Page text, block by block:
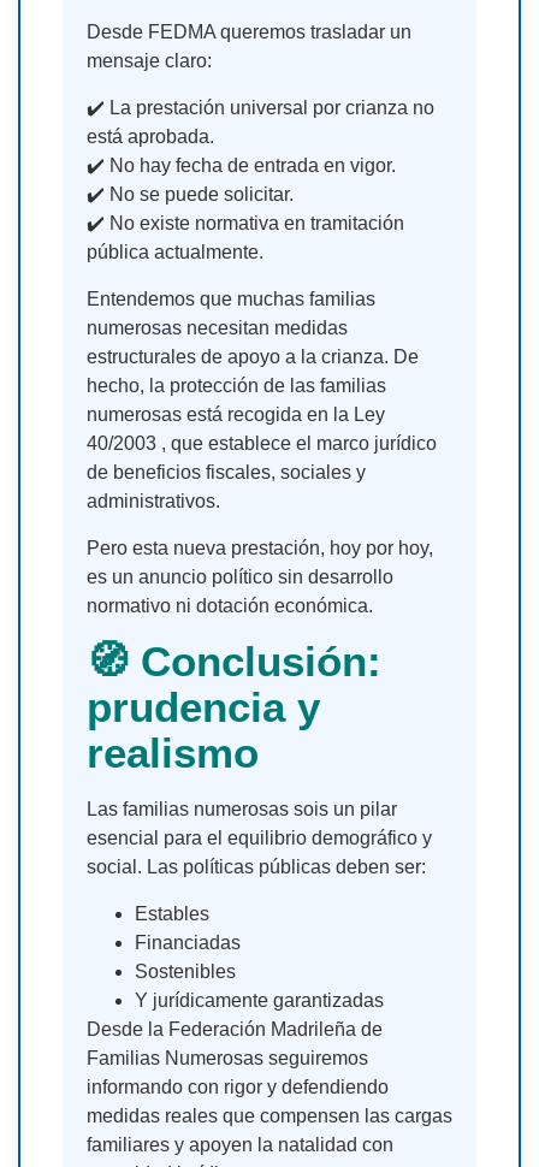
Desde FEDMA queremos trasladar un
mensaje claro:
✔️ La prestación universal por crianza no
está aprobada.
✔️ No hay fecha de entrada en vigor.
✔️ No se puede solicitar.
✔️ No existe normativa en tramitación
pública actualmente.
Entendemos que muchas familias
numerosas necesitan medidas
estructurales de apoyo a la crianza. De
hecho, la protección de las familias
numerosas está recogida en la Ley
40/2003 , que establece el marco jurídico
de beneficios fiscales, sociales y
administrativos.
Pero esta nueva prestación, hoy por hoy,
es un anuncio político sin desarrollo
normativo ni dotación económica.
🧭 Conclusión:
prudencia y
realismo
Las familias numerosas sois un pilar
esencial para el equilibrio demográfico y
social. Las políticas públicas deben ser:
Estables
Financiadas
Sostenibles
Y jurídicamente garantizadas
Desde la Federación Madrileña de
Familias Numerosas seguiremos
informando con rigor y defendiendo
medidas reales que compensen las cargas
familiares y apoyen la natalidad con